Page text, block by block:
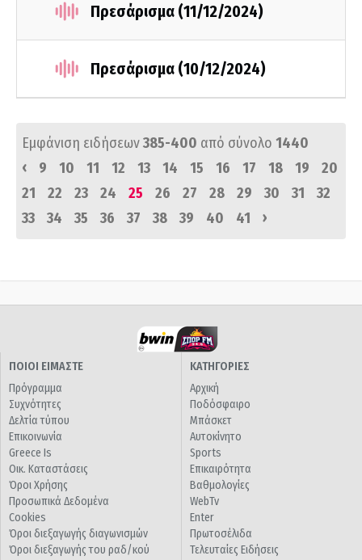
Πρεσάρισμα (11/12/2024)
Πρεσάρισμα (10/12/2024)
Εμφάνιση ειδήσεων385-400 από σύνολο 1440
‹
9 10 11 12 13 14 15 16 17 18 19
20
21
22 23 24 25 26 27 28 29 30 31
32
33
34 35 36 37 38 39 40 41 ›
ΠΟΙΟΙ ΕΙΜΑΣΤΕ
Πρόγραμμα
Συχνότητες
Δελτία τύπου
Επικοινωνία
Greece Is
Οικ. Καταστάσεις
Όροι Χρήσης
Προσωπικά Δεδομένα
Cookies
Όροι διεξαγωγής διαγωνισμών
Όροι διεξαγωγής του ραδ/κού
ΚΑΤΗΓΟΡΙΕΣ
Αρχική
Ποδόσφαιρο
Μπάσκετ
Αυτοκίνητο
Sports
Επικαιρότητα
Βαθμολογίες
WebTv
Enter
Πρωτοσέλιδα
Τελευταίες Ειδήσεις